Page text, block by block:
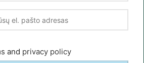
and privacy policy